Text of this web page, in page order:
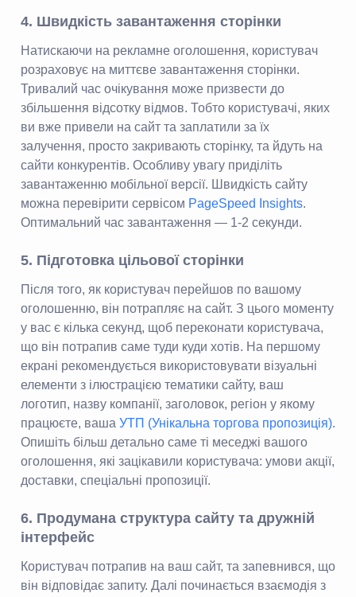
4. Швидкість завантаження сторінки
Натискаючи на рекламне оголошення, користувач
розраховує на миттєве завантаження сторінки.
Тривалий час очікування може призвести до
збільшення відсотку відмов. Тобто користувачі, яких
ви вже привели на сайт та заплатили за їх
залучення, просто закривають сторінку, та йдуть на
сайти конкурентів. Особливу увагу приділіть
завантаженню мобільної версії. Швидкість сайту
можна перевірити сервісом PageSpeed Insights.
Оптимальний час завантаження — 1-2 секунди.
5. Підготовка цільової сторінки
Після того, як користувач перейшов по вашому
оголошенню, він потрапляє на сайт. З цього моменту
у вас є кілька секунд, щоб переконати користувача,
що він потрапив саме туди куди хотів. На першому
екрані рекомендується використовувати візуальні
елементи з ілюстрацією тематики сайту, ваш
логотип, назву компанії, заголовок, регіон у якому
працюєте, ваша УТП (Унікальна торгова пропозиція).
Опишіть більш детально саме ті меседжі вашого
оголошення, які зацікавили користувача: умови акції,
доставки, спеціальні пропозиції.
6. Продумана структура сайту та дружній
інтерфейс
Користувач потрапив на ваш сайт, та запевнився, що
він відповідає запиту. Далі починається взаємодія з